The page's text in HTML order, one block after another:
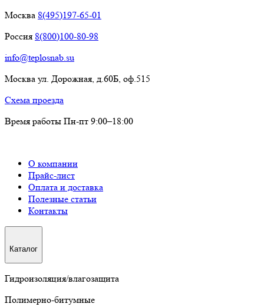
Москва 8(495)197-65-01
Россия 8(800)100-80-98
info@teplosnab.su
Москва ул. Дорожная, д.60Б, оф.515
Схема проезда
Время работы Пн-пт 9:00–18:00
О компании
Прайс-лист
Оплата и доставка
Полезные статьи
Контакты
Каталог
Гидроизоляция/влагозащита
Полимерно-битумные